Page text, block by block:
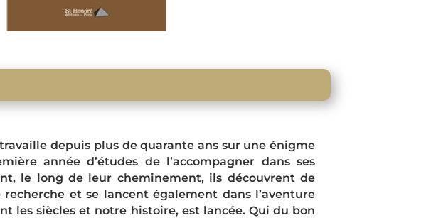
depuis plus de quarante ans sur une énigme
année d’études de l’accompagner dans ses
le long de leur cheminement, ils découvrent de
et se lancent également dans l’aventure
les siècles et notre histoire, est lancée. Qui du bon